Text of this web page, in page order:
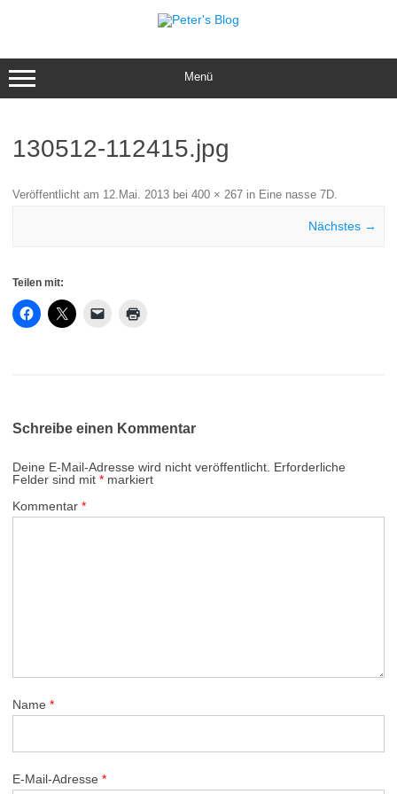
Menü
130512-112415.jpg
Veröffentlicht am 12.Mai. 2013 bei 400 × 267 in Eine nasse 7D.
Nächstes →
Teilen mit:
Schreibe einen Kommentar
Deine E-Mail-Adresse wird nicht veröffentlicht. Erforderliche
Felder sind mit * markiert
Kommentar *
Name *
E-Mail-Adresse *